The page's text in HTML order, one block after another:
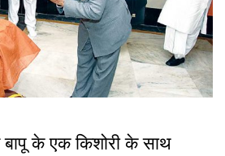
बापू के एक किशोरी के साथ